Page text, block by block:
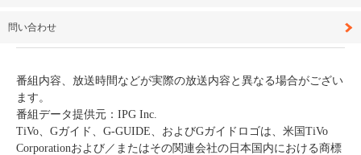
問い合わせ
番組内容、放送時間などが実際の放送内容と異なる場合がござい
ます。
番組データ提供元：IPG Inc.
TiVo、Gガイド、G-GUIDE、およびGガイドロゴは、米国TiVo
Corporationおよび／またはその関連会社の日本国内における商標